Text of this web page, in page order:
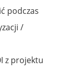
podczas
/
z projektu